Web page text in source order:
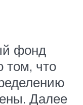
фонд
том, что
Далее